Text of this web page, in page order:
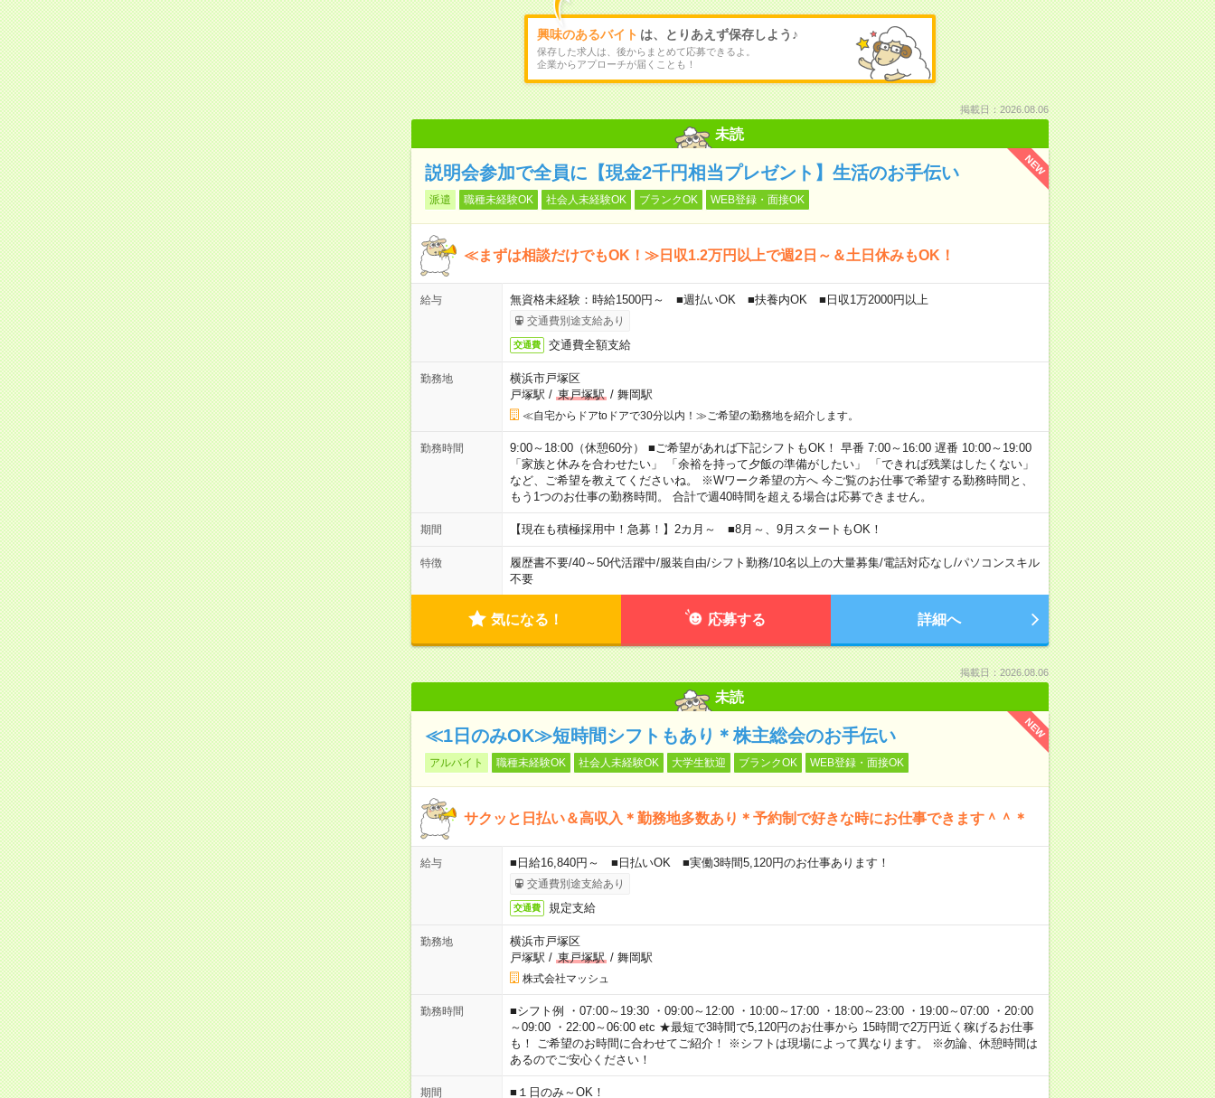
興味のあるバイト は、とりあえず保存しよう♪
保存した求人は、後からまとめて応募できるよ。
企業からアプローチが届くことも！
掲載日：2026.08.06
未読
NEW
説明会参加で全員に【現金2千円相当プレゼント】生活のお手伝い
派遣 職種未経験OK 社会人未経験OK ブランクOK WEB登録・面接OK
≪まずは相談だけでもOK！≫日収1.2万円以上で週2日～＆土日休みもOK！
給与 無資格未経験：時給1500円～ ■週払いOK ■扶養内OK ■日収1万2000円以上
交通費別途支給あり
交通費 交通費全額支給
勤務地
横浜市戸塚区
戸塚駅 / 東戸塚駅/ 舞岡駅
≪自宅からドアtoドアで30分以内！≫ご希望の勤務地を紹介します。
勤務時間
9:00～18:00（休憩60分） ■ご希望があれば下記シフトもOK！ 早番 7:00～16:00 遅番 10:00～19:00
「家族と休みを合わせたい」 「余裕を持って夕飯の準備がしたい」 「できれば残業はしたくない」
など、ご希望を教えてくださいね。 ※Wワーク希望の方へ 今ご覧のお仕事で希望する勤務時間と、
もう1つのお仕事の勤務時間。 合計で週40時間を超える場合は応募できません。
期間 【現在も積極採用中！急募！】2カ月～ ■8月～、9月スタートもOK！
特徴 履歴書不要/40～50代活躍中/服装自由/シフト勤務/10名以上の大量募集/電話対応なし/パソコンスキル
不要
気になる！ 応募する 詳細へ
掲載日：2026.08.06
未読
NEW
≪1日のみOK≫短時間シフトもあり＊株主総会のお手伝い
アルバイト 職種未経験OK 社会人未経験OK 大学生歓迎 ブランクOK WEB登録・面接OK
サクッと日払い＆高収入＊勤務地多数あり＊予約制で好きな時にお仕事できます＾＾＊
給与 ■日給16,840円～ ■日払いOK ■実働3時間5,120円のお仕事あります！
交通費別途支給あり
交通費 規定支給
勤務地
横浜市戸塚区
戸塚駅 / 東戸塚駅/ 舞岡駅
株式会社マッシュ
勤務時間
■シフト例 ・07:00～19:30 ・09:00～12:00 ・10:00～17:00 ・18:00～23:00 ・19:00～07:00 ・20:00
～09:00 ・22:00～06:00 etc ★最短で3時間で5,120円のお仕事から 15時間で2万円近く稼げるお仕事
も！ ご希望のお時間に合わせてご紹介！ ※シフトは現場によって異なります。 ※勿論、休憩時間は
あるのでご安心ください！
期間 ■１日のみ～OK！